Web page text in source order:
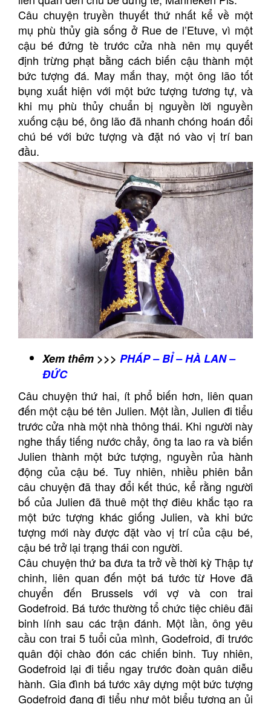
Câu chuyện truyền thuyết thứ nhất kể về một
mụ phù thủy già sống ở Rue de l’Etuve, vì một
cậu bé đứng tè trước cửa nhà nên mụ quyết
định trừng phạt bằng cách biến cậu thành một
bức tượng đá. May mắn thay, một ông lão tốt
bụng xuất hiện với một bức tượng tương tự, và
khi mụ phù thủy chuẩn bị nguyền lời nguyền
xuống cậu bé, ông lão đã nhanh chóng hoán đổi
chú bé với bức tượng và đặt nó vào vị trí ban
đầu.
Xem thêm >>> PHÁP – BỈ – HÀ LAN –
ĐỨC
Câu chuyện thứ hai, ít phổ biến hơn, liên quan
đến một cậu bé tên Julien. Một lần, Julien đi tiểu
trước cửa nhà một nhà thông thái. Khi người này
nghe thấy tiếng nước chảy, ông ta lao ra và biến
Julien thành một bức tượng, nguyền rủa hành
động của cậu bé. Tuy nhiên, nhiều phiên bản
câu chuyện đã thay đổi kết thúc, kể rằng người
bố của Julien đã thuê một thợ điêu khắc tạo ra
một bức tượng khác giống Julien, và khi bức
tượng mới này được đặt vào vị trí của cậu bé,
cậu bé trở lại trạng thái con người.
Câu chuyện thứ ba đưa ta trở về thời kỳ Thập tự
chinh, liên quan đến một bá tước từ Hove đã
chuyển đến Brussels với vợ và con trai
Godefroid. Bá tước thường tổ chức tiệc chiêu đãi
binh lính sau các trận đánh. Một lần, ông yêu
cầu con trai 5 tuổi của mình, Godefroid, đi trước
quân đội chào đón các chiến binh. Tuy nhiên,
Godefroid lại đi tiểu ngay trước đoàn quân diễu
hành. Gia đình bá tước xây dựng một bức tượng
Godefroid đang đi tiểu như một biểu tượng an ủi